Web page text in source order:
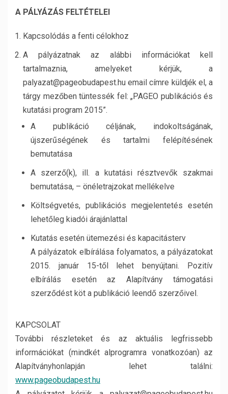
A PÁLYÁZÁS FELTÉTELEI
Kapcsolódás a fenti célokhoz
A pályázatnak az alábbi információkat kell
tartalmaznia, amelyeket kérjük, a
palyazat@pageobudapest.hu email címre küldjék el, a
tárgy mezőben tüntessék fel: „PAGEO publikációs és
kutatási program 2015”.
A publikáció céljának, indokoltságának,
újszerűségének és tartalmi felépítésének
bemutatása
A szerző(k), ill. a kutatási résztvevők szakmai
bemutatása, – önéletrajzokat mellékelve
Költségvetés, publikációs megjelentetés esetén
lehetőleg kiadói árajánlattal
Kutatás esetén ütemezési és kapacitásterv
A pályázatok elbírálása folyamatos, a pályázatokat
2015. január 15-től lehet benyújtani. Pozitív
elbírálás esetén az Alapítvány támogatási
szerződést köt a publikáció leendő szerzőivel.
KAPCSOLAT
További részleteket és az aktuális legfrissebb
információkat (mindkét alprogramra vonatkozóan) az
Alapítványhonlapján lehet találni:
www.pageobudapest.hu